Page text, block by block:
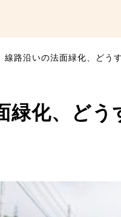
線路沿いの法面緑化、どう
緑化、ど